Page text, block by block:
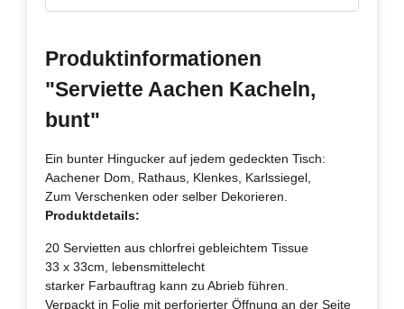
Produktinformationen
"Serviette Aachen Kacheln,
bunt"
Ein bunter Hingucker auf jedem gedeckten Tisch:
Aachener Dom, Rathaus, Klenkes, Karlssiegel,
Zum Verschenken oder selber Dekorieren.
Produktdetails:
20 Servietten aus chlorfrei gebleichtem Tissue
33 x 33cm, lebensmittelecht
starker Farbauftrag kann zu Abrieb führen.
Verpackt in Folie mit perforierter Öffnung an der Seite